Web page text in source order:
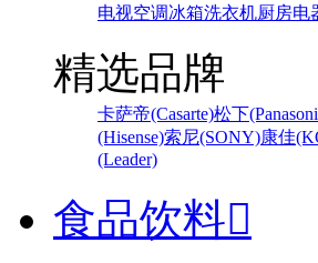
电视空调冰箱洗衣机厨房电
精选品牌
卡萨帝(Casarte)松下
(Hisense)索尼(SONY)康佳
(Leader)
食品饮料